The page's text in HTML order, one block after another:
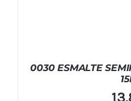
0030 ESMALTE